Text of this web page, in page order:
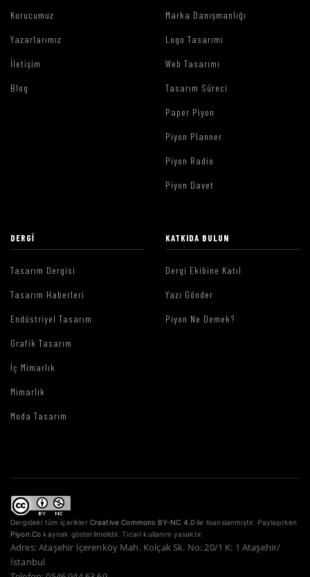
Kurucumuz
Yazarlarımız
İletişim
Blog
Marka Danışmanlığı
Logo Tasarımı
Web Tasarımı
Tasarım Süreci
Paper Piyon
Piyon Planner
Piyon Radio
Piyon Davet
DERGI
Tasarım Dergisi
Tasarım Haberleri
Endüstriyel Tasarım
Grafik Tasarım
İç Mimarlık
Mimarlık
Moda Tasarım
KATKIDA BULUN
Dergi Ekibine Katıl
Yazı Gönder
Piyon Ne Demek?
Dergideki tüm içerikler Creative Commons BY-NC 4.0 ile lisanslanmıştır. Paylaşırken
Piyon.Co kaynak gösterilmelidir. Ticari kullanım yasaktır.
Adres: Ataşehir İçerenköy Mah. Kolçak Sk. No: 20/1 K: 1 Ataşehir/
İstanbul